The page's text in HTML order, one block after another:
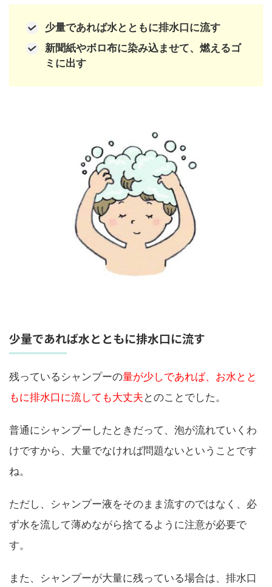
少量であれば水とともに排水口に流す
新聞紙やボロ布に染み込ませて、燃えるゴ
ミに出す
少量であれば水とともに排水口に流す
残っているシャンプーの量が少しであれば、お水とと
もに排水口に流しても大丈夫 とのことでした。
普通にシャンプーしたときだって、泡が流れていくわ
けですから、大量でなければ問題ないということです
ね。
ただし、シャンプー液をそのまま流すのではなく、必
ず水を流して薄めながら捨てるように注意が必要で
す。
また、シャンプーが大量に残っている場合は、排水口